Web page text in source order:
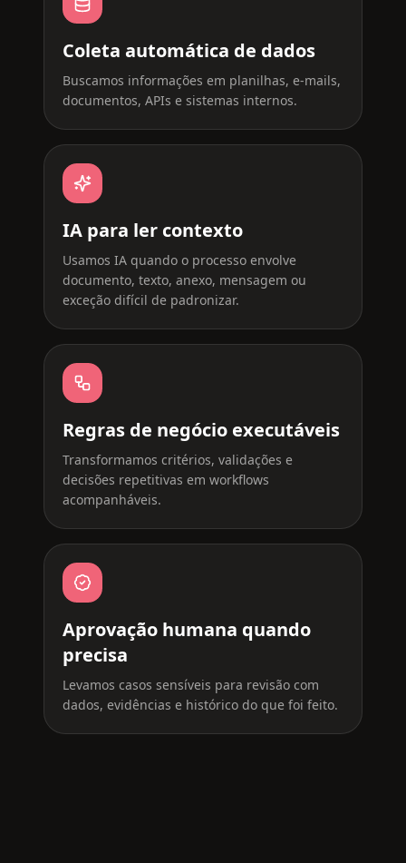
Coleta automática de dados
Buscamos informações em planilhas, e-mails,
documentos, APIs e sistemas internos.
IA para ler contexto
Usamos IA quando o processo envolve
documento, texto, anexo, mensagem ou
exceção difícil de padronizar.
Regras de negócio executáveis
Transformamos critérios, validações e
decisões repetitivas em workflows
acompanháveis.
Aprovação humana quando
precisa
Levamos casos sensíveis para revisão com
dados, evidências e histórico do que foi feito.